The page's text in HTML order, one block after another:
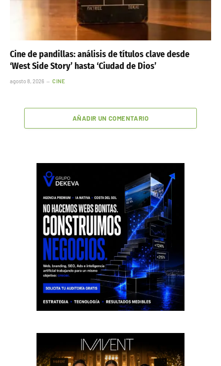
Cine de pandillas: análisis de títulos clave desde
‘West Side Story’ hasta ‘Ciudad de Dios’
agosto 8, 2026 CINE
AÑADIR UN COMENTARIO